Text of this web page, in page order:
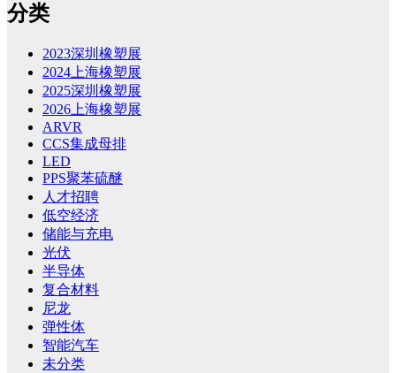
分类
2023深圳橡塑展
2024上海橡塑展
2025深圳橡塑展
2026上海橡塑展
ARVR
CCS集成母排
LED
PPS聚苯硫醚
人才招聘
低空经济
储能与充电
光伏
半导体
复合材料
尼龙
弹性体
智能汽车
未分类